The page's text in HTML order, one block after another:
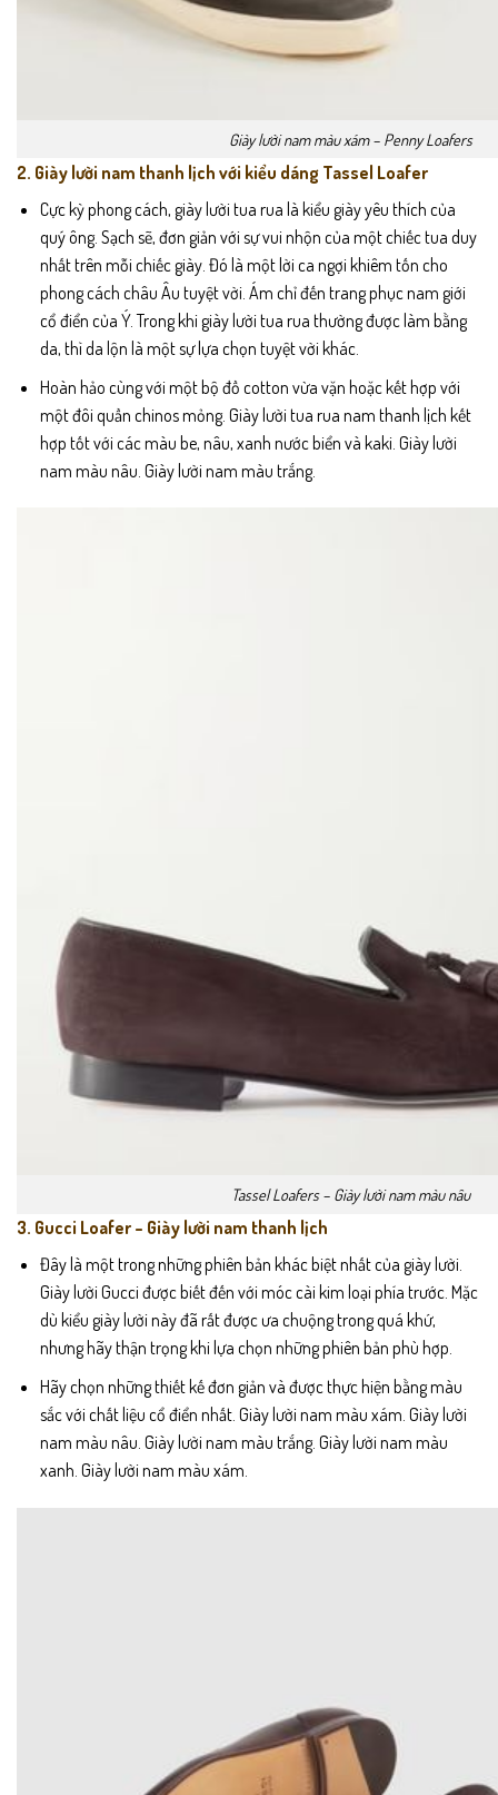
Giày lười nam màu xám – Penny Loafers
2. Giày lười nam thanh lịch với kiểu dáng Tassel Loafer
Cực kỳ phong cách, giày lười tua rua là kiểu giày yêu thích của
quý ông. Sạch sẽ, đơn giản với sự vui nhộn của một chiếc tua duy
nhất trên mỗi chiếc giày. Đó là một lời ca ngợi khiêm tốn cho
phong cách châu Âu tuyệt vời. Ám chỉ đến trang phục nam giới
cổ điển của Ý. Trong khi giày lười tua rua thường được làm bằng
da, thì da lộn là một sự lựa chọn tuyệt vời khác.
Hoàn hảo cùng với một bộ đồ cotton vừa vặn hoặc kết hợp với
một đôi quần chinos mỏng. Giày lười tua rua nam thanh lịch kết
hợp tốt với các màu be, nâu, xanh nước biển và kaki. Giày lười
nam màu nâu. Giày lười nam màu trắng.
Tassel Loafers – Giày lười nam màu nâu
3. Gucci Loafer – Giày lười nam thanh lịch
Đây là một trong những phiên bản khác biệt nhất của giày lười.
Giày lười Gucci được biết đến với móc cài kim loại phía trước. Mặc
dù kiểu giày lười này đã rất được ưa chuộng trong quá khứ,
nhưng hãy thận trọng khi lựa chọn những phiên bản phù hợp.
Hãy chọn những thiết kế đơn giản và được thực hiện bằng màu
sắc với chất liệu cổ điển nhất. Giày lười nam màu xám. Giày lười
nam màu nâu. Giày lười nam màu trắng. Giày lười nam màu
xanh. Giày lười nam màu xám.